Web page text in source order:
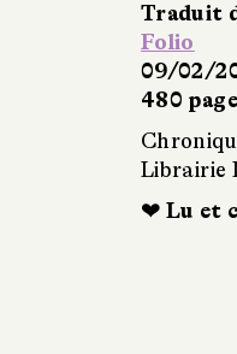
Traduit
Folio
09/02/
480
Librairie
❤ Lu et